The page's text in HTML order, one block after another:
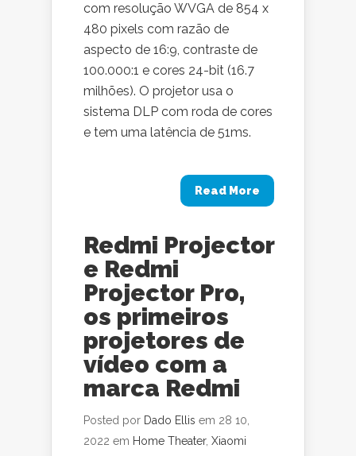
com resolução WVGA de 854 x
480 pixels com razão de
aspecto de 16:9, contraste de
100.000:1 e cores 24-bit (16.7
milhões). O projetor usa o
sistema DLP com roda de cores
e tem uma latência de 51ms.
Read More
Redmi Projector
e Redmi
Projector Pro,
os primeiros
projetores de
vídeo com a
marca Redmi
Posted por Dado Ellis em 28 10,
2022 em Home Theater, Xiaomi